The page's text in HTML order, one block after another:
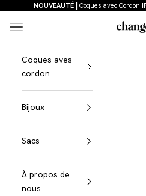
Aller au contenu
NOUVEAUTÉ | Coques avec Cordon
Change
Menu
Coques aves
cordon
Bijoux
Sacs
À propos de
nous